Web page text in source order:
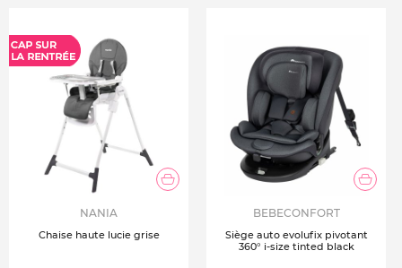
NANIA
Chaise haute lucie grise
BEBECONFORT
Siège auto evolufix pivotant
360° i-size tinted black